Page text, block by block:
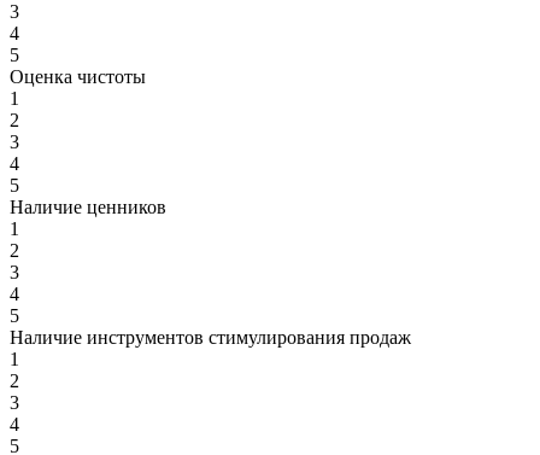
3
4
5
Оценка чистоты
1
2
3
4
5
Наличие ценников
1
2
3
4
5
Наличие инструментов стимулирования продаж
1
2
3
4
5